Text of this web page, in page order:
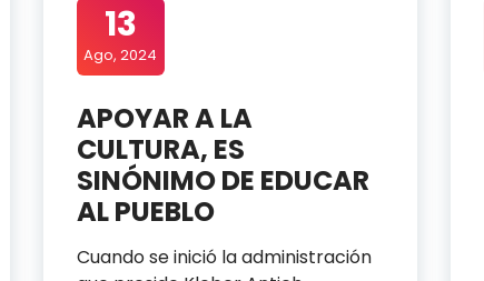
13
Ago, 2024
APOYAR A LA
CULTURA, ES
SINÓNIMO DE EDUCAR
AL PUEBLO
Cuando se inició la administración